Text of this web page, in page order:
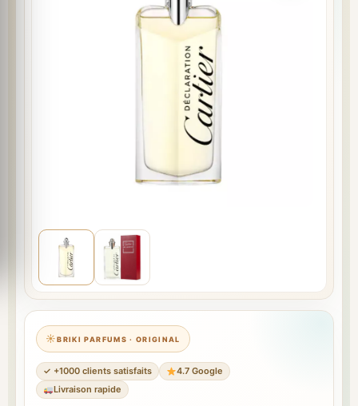
BRIKI PARFUMS · ORIGINAL
✓ +1000 clients satisfaits
4.7 Google
Livraison rapide